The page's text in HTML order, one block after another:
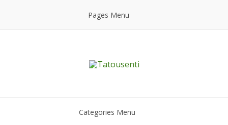
Pages Menu
Categories Menu